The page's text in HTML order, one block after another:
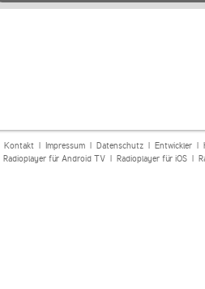
Kontakt| Impressum| Datenschutz| Entwickler|
Radioplayer für Android TV| Radioplayer für iOS|